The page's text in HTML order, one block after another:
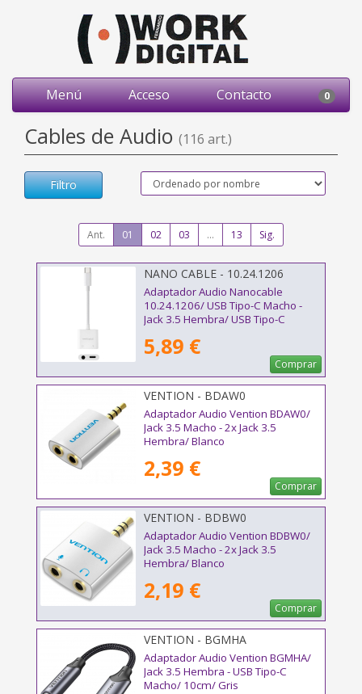
Menú Acceso Contacto 0
Cables de Audio (116 art.)
Filtro
Ant. 01 02 03 ... 13 Sig.
NANO CABLE - 10.24.1206
Adaptador Audio Nanocable
10.24.1206/ USB Tipo-C Macho -
Jack 3.5 Hembra/ USB Tipo-C
5,89 €
Comprar
VENTION - BDAW0
Adaptador Audio Vention BDAW0/
Jack 3.5 Macho - 2x Jack 3.5
Hembra/ Blanco
2,39 €
Comprar
VENTION - BDBW0
Adaptador Audio Vention BDBW0/
Jack 3.5 Macho - 2x Jack 3.5
Hembra/ Blanco
2,19 €
Comprar
VENTION - BGMHA
Adaptador Audio Vention BGMHA/
Jack 3.5 Hembra - USB Tipo-C
Macho/ 10cm/ Gris